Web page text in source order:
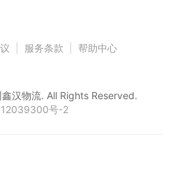
服务条款 帮助中心
汉物流. All Rights Reserved.
12039300号-2